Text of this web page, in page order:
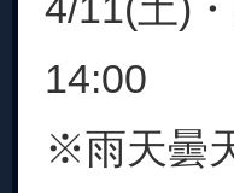
14:00
※雨天曇